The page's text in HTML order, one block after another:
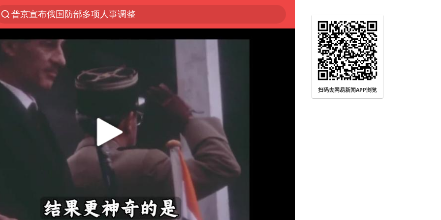
普京宣布俄国防部多项人事调整
《给阿嬷的情书》在越南首映
嘲讽周星驰无儿女没朋友 李修贤道歉
长安航空通报旅客所带充电宝自燃：航班备降武汉，无人员受伤
华为发布新款折叠电脑售价24999元起
外交部：坚决反对日方抹黑指责中方
22名中国乘客遭拒载 泰国机场致歉
你常吃的兰州拉面要改名了，或改名青海拉面
“煎饼叔叔”张建武离世
扫码去网易新闻APP浏览